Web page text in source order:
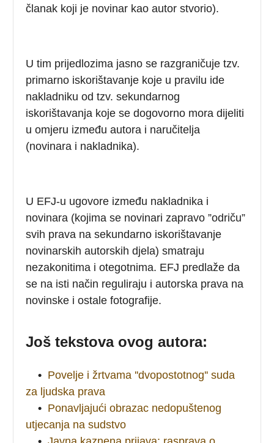
članak koji je novinar kao autor stvorio).
U tim prijedlozima jasno se razgraničuje tzv.
primarno iskorištavanje koje u pravilu ide
nakladniku od tzv. sekundarnog
iskorištavanja koje se dogovorno mora dijeliti
u omjeru između autora i naručitelja
(novinara i nakladnika).
U EFJ-u ugovore između nakladnika i
novinara (kojima se novinari zapravo ”odriču”
svih prava na sekundarno iskorištavanje
novinarskih autorskih djela) smatraju
nezakonitima i otegotnima. EFJ predlaže da
se na isti način reguliraju i autorska prava na
novinske i ostale fotografije.
Još tekstova ovog autora:
• Povelje i žrtvama ''dvopostotnog'' suda
za ljudska prava
• Ponavljajući obrazac nedopuštenog
utjecanja na sudstvo